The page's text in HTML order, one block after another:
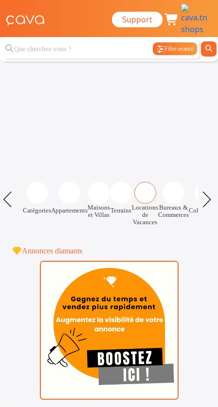
Support
Filtre avancé
CatégoriesAppartementsMaisons
et Villas
TerrainsLocations
de
Vacances
Bureaux &
Commerces
Annonces diamants